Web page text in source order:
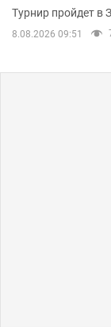
Турнир пройдет в
8.08.2026 09:51